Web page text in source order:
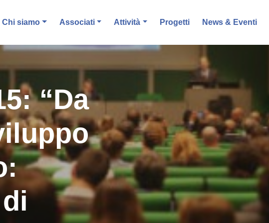
Chi siamo Associati Attività Progetti News & Eventi
“Da